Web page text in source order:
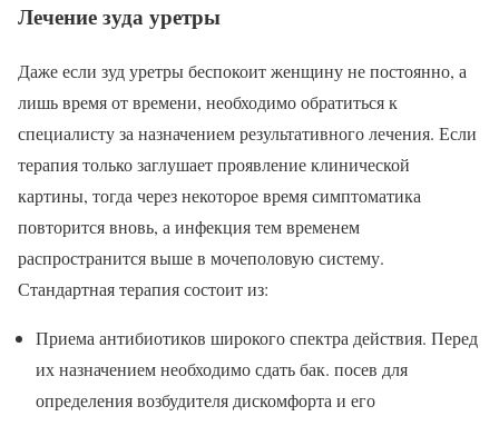
Лечение зуда уретры
Даже если зуд уретры беспокоит женщину не постоянно, а
лишь время от времени, необходимо обратиться к
специалисту за назначением результативного лечения. Если
терапия только заглушает проявление клинической
картины, тогда через некоторое время симптоматика
повторится вновь, а инфекция тем временем
распространится выше в мочеполовую систему.
Стандартная терапия состоит из:
Приема антибиотиков широкого спектра действия. Перед
их назначением необходимо сдать бак. посев для
определения возбудителя дискомфорта и его